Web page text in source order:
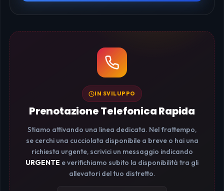
IN SVILUPPO
Prenotazione Telefonica Rapida
Stiamo attivando una linea dedicata. Nel frattempo,
se cerchi una cucciolata disponibile a breve o hai una
richiesta urgente, scrivici un messaggio indicando
URGENTE e verifichiamo subito la disponibilità tra gli
allevatori del tuo distretto.